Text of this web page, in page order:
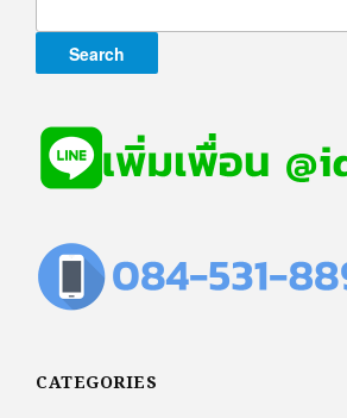
CATEGORIES